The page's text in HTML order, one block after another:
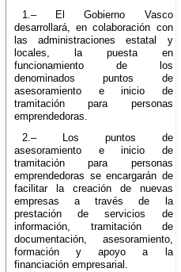
1.– El Gobierno Vasco
desarrollará, en colaboración con
las administraciones estatal y
locales, la puesta en
funcionamiento de los
denominados puntos de
asesoramiento e inicio de
tramitación para personas
emprendedoras.
2.– Los puntos de
asesoramiento e inicio de
tramitación para personas
emprendedoras se encargarán de
facilitar la creación de nuevas
empresas a través de la
prestación de servicios de
información, tramitación de
documentación, asesoramiento,
formación y apoyo a la
financiación empresarial.